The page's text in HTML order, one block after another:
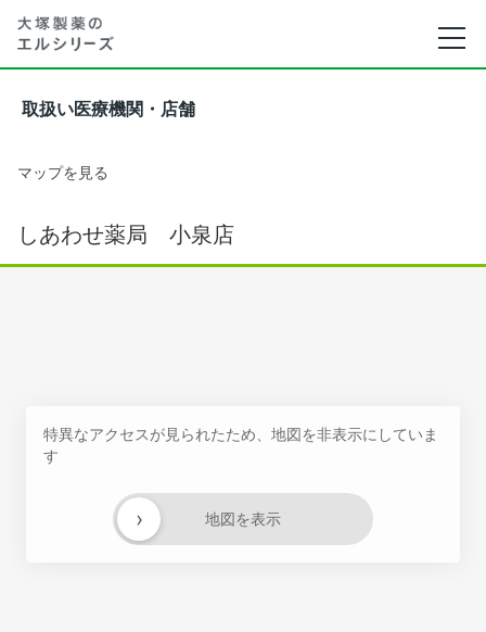
取扱い医療機関・店舗
マップを見る
しあわせ薬局 小泉店
特異なアクセスが見られたため、地図を非表示にしていま
す
地図を表示
›